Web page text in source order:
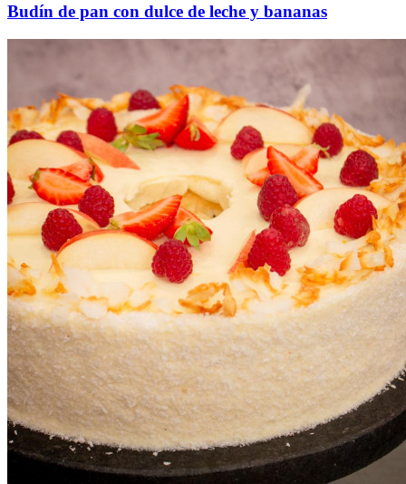
Budín de pan con dulce de leche y bananas